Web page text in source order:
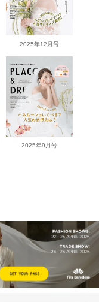
2025年12月号
2025年9月号